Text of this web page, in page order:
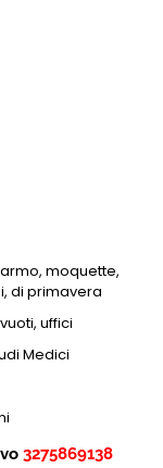
moquette,
di primavera
uffici
Medici
3275869138